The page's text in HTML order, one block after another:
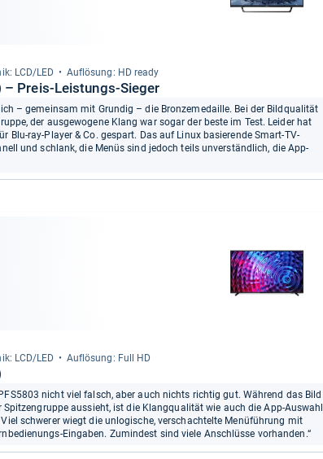
LCD/LED Auf­lö­sung: HD ready
– Preis-Leistungs-Sieger
– gemeinsam mit Grundig – die Bronzemedaille. Bei der Bildqualität
der ausgewogene Klang war sogar der beste im Test. Leider hat
Blu-ray-Player & Co. gespart. Das auf Linux basierende Smart-TV-
und schlank, die Menüs sind jedoch teils unverständlich, die App-
LCD/LED Auf­lö­sung: Full HD
nicht viel falsch, aber auch nichts richtig gut. Während das Bild
Spitzengruppe aussieht, ist die Klangqualität wie auch die App-Auswahl
schwerer wiegt die unlogische, verschachtelte Menüführung mit
Eingaben. Zumindest sind viele Anschlüsse vorhanden.“